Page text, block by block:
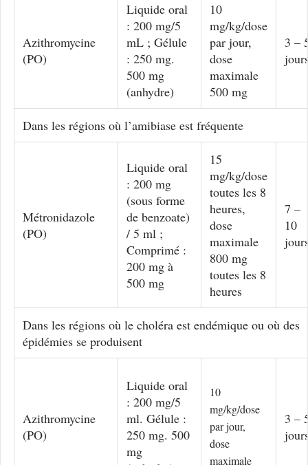
Azithromycine
(PO)
Liquide oral
: 200 mg/5
mL ; Gélule
: 250 mg.
500 mg
(anhydre)
10
mg/kg/dose
par jour,
dose
maximale
500 mg
3 –
Dans les régions où l’amibiase est fréquente
Métronidazole
(PO)
Liquide oral
: 200 mg
(sous forme
de benzoate)
/ 5 ml ;
Comprimé :
200 mg à
500 mg
15
mg/kg/dose
toutes les 8
heures,
dose
maximale
800 mg
toutes les 8
heures
7 –
10
Dans les régions où le choléra est endémique ou où des
épidémies se produisent
Azithromycine
(PO)
Liquide oral
: 200 mg/5
ml. Gélule :
250 mg. 500
mg
10
mg/kg/dose
par jour,
dose
maximale
3 –